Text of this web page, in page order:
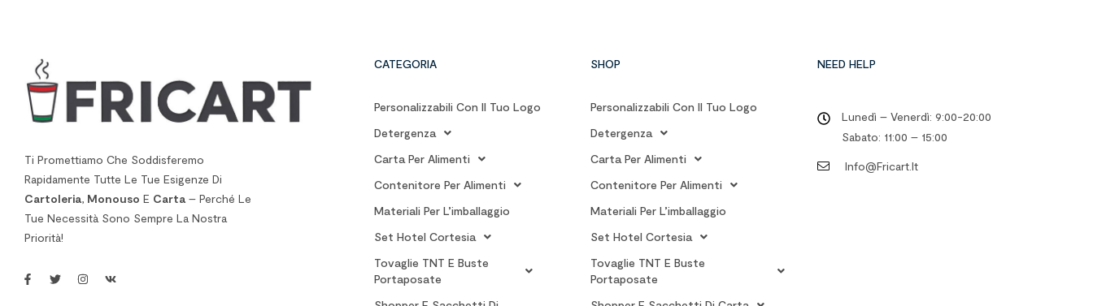
Ti Promettiamo Che Soddisferemo
Rapidamente Tutte Le Tue Esigenze Di
Cartoleria, Monouso E Carta – Perché Le
Tue Necessità Sono Sempre La Nostra
Priorità!
CATEGORIA
Personalizzabili Con Il Tuo Logo
Detergenza
Carta Per Alimenti
Contenitore Per Alimenti
Materiali Per L’imballaggio
Set Hotel Cortesia
Tovaglie TNT E Buste
Portaposate
SHOP
Personalizzabili Con Il Tuo Logo
Detergenza
Carta Per Alimenti
Contenitore Per Alimenti
Materiali Per L’imballaggio
Set Hotel Cortesia
Tovaglie TNT E Buste
Portaposate
NEED HELP
Lunedì – Venerdì: 9:00-20:00
Sabato: 11:00 – 15:00
Info@fricart.it